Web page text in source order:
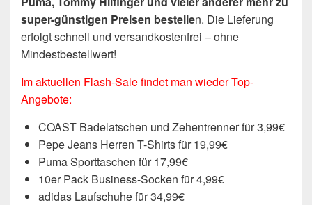
super-günstigen Preisen bestellen. Die Lieferung
erfolgt schnell und versandkostenfrei – ohne
Mindestbestellwert!
Im aktuellen Flash-Sale findet man wieder Top-
Angebote:
COAST Badelatschen und Zehentrenner für 3,99€
Pepe Jeans Herren T-Shirts für 19,99€
Puma Sporttaschen für 17,99€
10er Pack Business-Socken für 4,99€
adidas Laufschuhe für 34,99€